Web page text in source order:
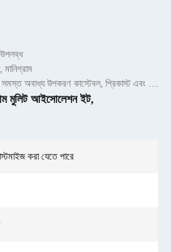
উপলব্ধ
যোগানের ক্ষমতা: প্রতি বছর 120,000 মেট্রিক টনের বেশি সমস্ত অবাধ্য উপকরণ কাস্টেবল, প্রিকাস্ট এবং ইটগুলির জন্য
মুলিট আইসোলেশন ইট,
করা যেতে পারে